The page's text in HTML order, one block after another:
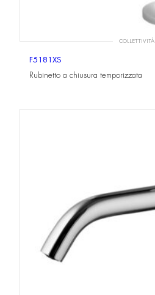
COLLETTIVITÀ
F5181XS
Rubinetto a chiusura temporizzata